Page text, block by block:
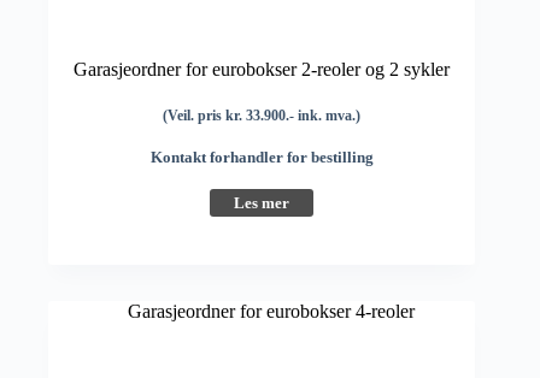
Garasjeordner for eurobokser 2-reoler og 2 sykler
(Veil. pris kr. 33.900.- ink. mva.)
Kontakt forhandler for bestilling
Les mer